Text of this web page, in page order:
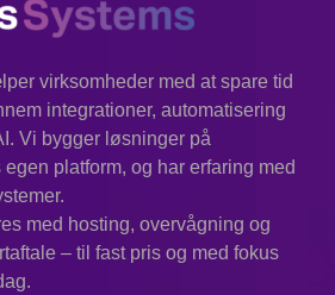
virksomheder med at spare tid
integrationer, automatisering
Vi bygger løsninger på
platform, og har erfaring med
med hosting, overvågning og
– til fast pris og med fokus